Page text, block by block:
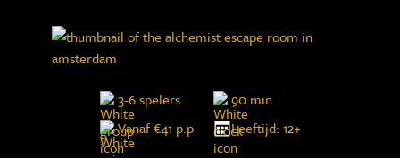
3-6 spelers
90 min
Vanaf €41 p.p
Leeftijd: 12+